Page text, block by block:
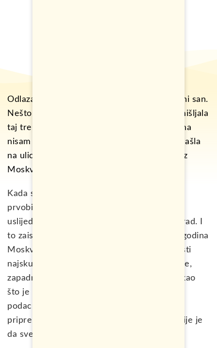
Odlazak u Rusiju je bio moj dugo priželjkivani san.
Nešto o čemu sam maštala toliko dugo. Zamišljala
taj trenutak kad kročim na tlo Rusije. Ni sama
nisam bila svjesna koliko sve dok se nisam našla
na ulicama ovoga grada. Ovo je moja priča iz
Moskve.
Kada se govori o ruskoj prestonici, pored
prvobitnog isticanja njene ljepote često će
uslijediti komentar kako je to veoma skup grad. I
to zaista jeste tačno. U poslednjih nekoliko godina
Moskva ipak zauzima niže mjesto na rang listi
najskupljih gradova svijeta uslijed pada rublje,
zapadnih sankcija kao i neki drugih faktora kao
što je pad cijena nafte. Međutim, kojim god
podacima da raspolažete i koliko god da se
pripremate za putovanje, ono što je najtačnije je
da sve zavisi od vaših preferencija.